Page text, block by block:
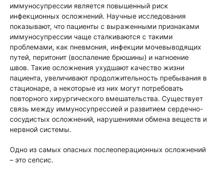
иммуносупрессии является повышенный риск
инфекционных осложнений. Научные исследования
показывают, что пациенты с выраженными признаками
иммуносупрессии чаще сталкиваются с такими
проблемами, как пневмония, инфекции мочевыводящих
путей, перитонит (воспаление брюшины) и нагноение
швов. Такие осложнения ухудшают качество жизни
пациента, увеличивают продолжительность пребывания в
стационаре, а некоторые из них могут потребовать
повторного хирургического вмешательства. Существует
связь между иммуносупрессией и развитием сердечно-
сосудистых осложнений, нарушениями обмена веществ и
нервной системы.
Одно из самых опасных послеоперационных осложнений
– это сепсис.